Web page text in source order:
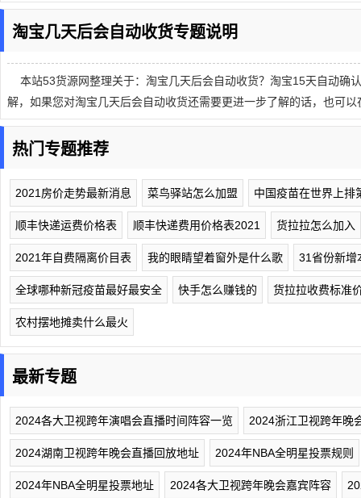
淘宝几天后会自动收货专题说明
本站53货源网整理关于：淘宝几天后会自动收货？淘宝15天自动确
解，如果您对淘宝几天后会自动收货还需要更进一步了解的话，也可
热门专题推荐
2021房价走势最新消息 菜鸟驿站怎么加盟 中国疫苗在世界上排
顺丰快递运费价格表 顺丰快递费用价格表2021 货拉拉怎么加入
2021年自费隔离价目表 我的眼睛望着窗外是什么歌 31省份新增
全球哪种新冠疫苗最好最安全 快手怎么赚钱的 货拉拉收费标准
农村摆地摊卖什么最火
最新专题
2024各大卫视跨年演唱会直播时间阵容一览 2024浙江卫视跨年晚
2024湖南卫视跨年晚会直播回放地址 2024年NBA全明星投票规则
2024年NBA全明星投票地址 2024各大卫视跨年晚会嘉宾阵容